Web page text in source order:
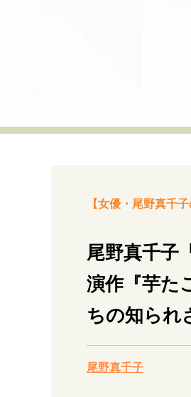
社会・カル
【女優・尾野真千
尾野真千子
演作『芋た
ちの知られ
尾野真千子